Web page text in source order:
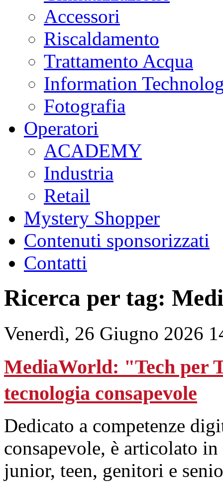
Accessori
Riscaldamento
Trattamento Acqua
Information
Fotografia
Operatori
ACADEMY
Industria
Retail
Mystery Shopper
Contenuti sponsorizzati
Contatti
Ricerca per tag:
Venerdì, 26 Giugno 2026
MediaWorld: "Tech per
tecnologia consapevole
Dedicato a competenze
consapevole, è articolato
junior, teen, genitori e